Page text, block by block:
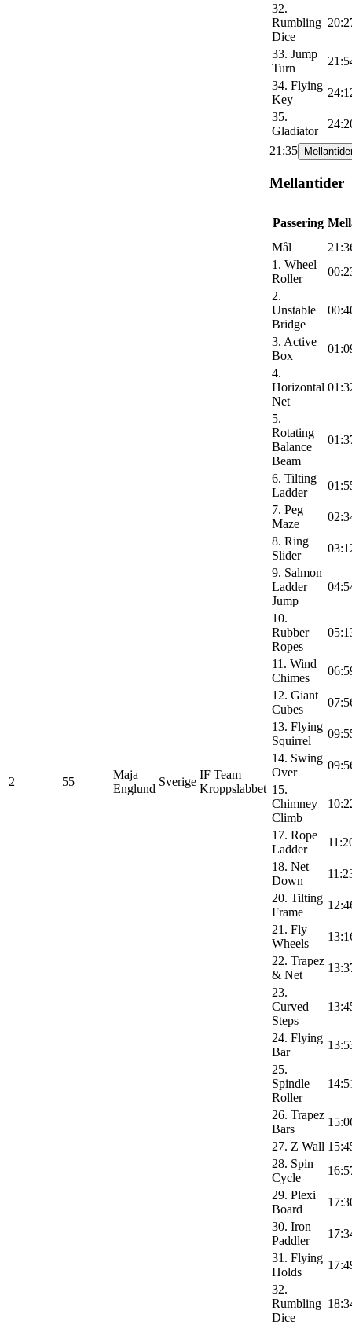
32.
Rumbling
Dice
33. Jump
Turn
34. Flying
Key
35.
Gladiator
2 55
Maja
Englund
Sverige
IF Team
Kroppslabbet
21:35
Mellantider
Passering
Mål
1. Wheel
Roller
2.
Unstable
Bridge
3. Active
Box
4.
Horizontal
Net
5.
Rotating
Balance
Beam
6. Tilting
Ladder
7. Peg
Maze
8. Ring
Slider
9. Salmon
Ladder
Jump
10.
Rubber
Ropes
11. Wind
Chimes
12. Giant
Cubes
13. Flying
Squirrel
14. Swing
Over
15.
Chimney
Climb
17. Rope
Ladder
18. Net
Down
20. Tilting
Frame
21. Fly
Wheels
22. Trapez
& Net
23.
Curved
Steps
24. Flying
Bar
25.
Spindle
Roller
26. Trapez
Bars
27. Z Wall
28. Spin
Cycle
29. Plexi
Board
30. Iron
Paddler
31. Flying
Holds
32.
Rumbling
Dice